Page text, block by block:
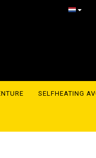
SELFHEATING